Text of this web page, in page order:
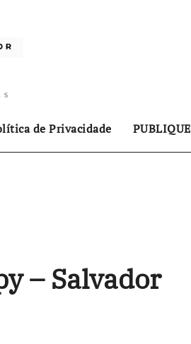
de Privacidade PUBLIQUE
– Salvador